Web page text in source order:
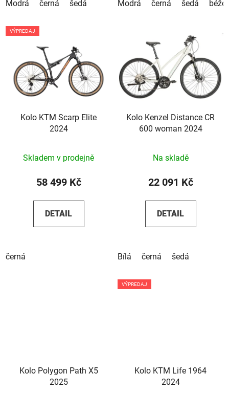
Modrá černá šedá Modrá černá šedá
VÝPREDAJ
Kolo KTM Scarp Elite
2024
Skladem v prodejně
58 499 Kč
DETAIL
černá
Kolo Kenzel Distance CR
600 woman 2024
Na skladě
22 091 Kč
DETAIL
Bílá černá šedá
Kolo Polygon Path X5
2025
VÝPREDAJ
Kolo KTM Life 1964
2024